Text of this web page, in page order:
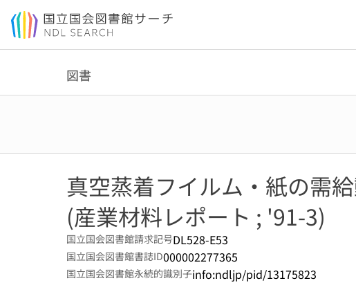
本文へ移動
図書
真空蒸着フイルム・紙の需
(産業材料レポート ; '91-3)
国立国会図書館請求記号DL528-E53
国立国会図書館書誌ID000002277365
国立国会図書館永続的識別子info:ndljp/pid/13175823